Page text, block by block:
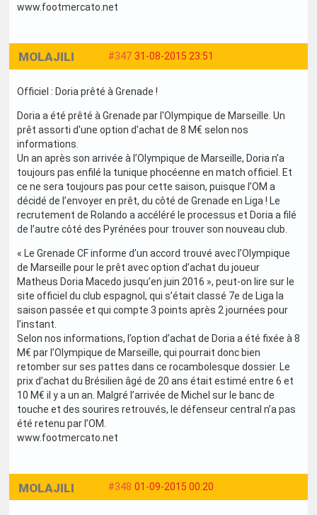
www.footmercato.net
#347 31-08-2015 23:51
MOLAJILI
Officiel : Doria prêté à Grenade !
Doria a été prêté à Grenade par l'Olympique de Marseille. Un
prêt assorti d'une option d'achat de 8 M€ selon nos
informations.
Un an après son arrivée à l’Olympique de Marseille, Doria n’a
toujours pas enfilé la tunique phocéenne en match officiel. Et
ce ne sera toujours pas pour cette saison, puisque l’OM a
décidé de l’envoyer en prêt, du côté de Grenade en Liga ! Le
recrutement de Rolando a accéléré le processus et Doria a filé
de l’autre côté des Pyrénées pour trouver son nouveau club.
« Le Grenade CF informe d’un accord trouvé avec l’Olympique
de Marseille pour le prêt avec option d’achat du joueur
Matheus Doria Macedo jusqu’en juin 2016 », peut-on lire sur le
site officiel du club espagnol, qui s’était classé 7e de Liga la
saison passée et qui compte 3 points après 2 journées pour
l’instant.
Selon nos informations, l’option d’achat de Doria a été fixée à 8
M€ par l’Olympique de Marseille, qui pourrait donc bien
retomber sur ses pattes dans ce rocambolesque dossier. Le
prix d’achat du Brésilien âgé de 20 ans était estimé entre 6 et
10 M€ il y a un an. Malgré l’arrivée de Michel sur le banc de
touche et des sourires retrouvés, le défenseur central n’a pas
été retenu par l’OM.
www.footmercato.net
#348 01-09-2015 00:20
MOLAJILI